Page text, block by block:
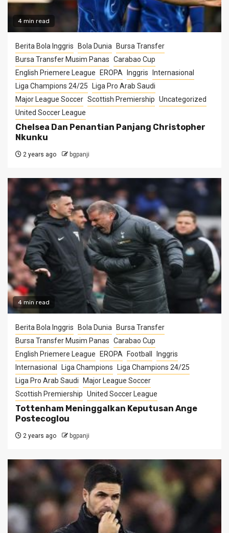
4 min read
Berita Bola Inggris Bola Dunia
Bursa Transfer
Bursa Transfer Musim Panas Carabao Cup
English Priemere League
EROPA Inggris
Internasional
Liga Champions 24/25
Liga Pro Arab Saudi
Major League Soccer Scottish Premiership Uncategorized
United Soccer League
Chelsea Dan Penantian Panjang Christopher
Nkunku
2 years ago bgpanji
4 min read
Berita Bola Inggris Bola Dunia
Bursa Transfer
Bursa Transfer Musim Panas Carabao Cup
English Priemere League
EROPA Football
Inggris
Internasional
Liga Champions
Liga Champions 24/25
Liga Pro Arab Saudi
Major League Soccer
Scottish Premiership United Soccer League
Tottenham Meninggalkan Keputusan Ange
Postecoglou
2 years ago bgpanji